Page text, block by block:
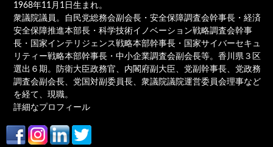
1968年11月1日生まれ。
衆議院議員。自民党総務会副会長・安全保障調査会幹事長・経済
安全保障推進本部長・科学技術イノベーション戦略調査会幹事
長・国家インテリジェンス戦略本部幹事長・国家サイバーセキュ
リティー戦略本部幹事長・中小企業調査会副会長等。香川県３区
選出６期。防衛大臣政務官、内閣府副大臣、党副幹事長、党政務
調査会副会長、党国対副委員長、衆議院議院運営委員会理事など
を経て、現職。
詳細なプロフィール